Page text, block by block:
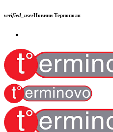
verified_userНовини Тернополя